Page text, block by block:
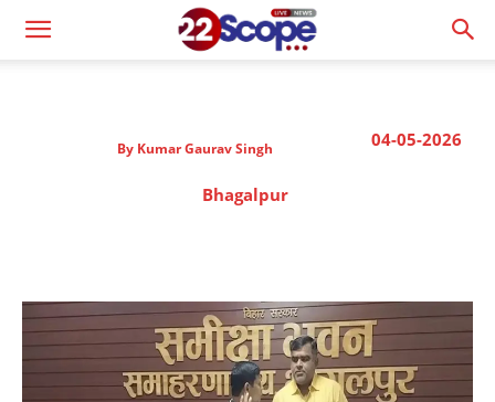
04-05-2026
By Kumar Gaurav Singh
Bhagalpur